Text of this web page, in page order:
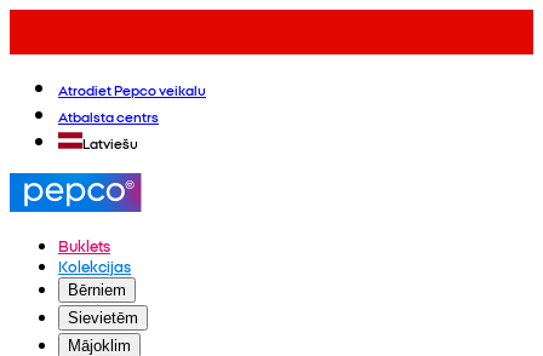
Atrodiet Pepco veikalu
Atbalsta centrs
Latviešu
Buklets
Kolekcijas
Bērniem
Sievietēm
Mājoklim